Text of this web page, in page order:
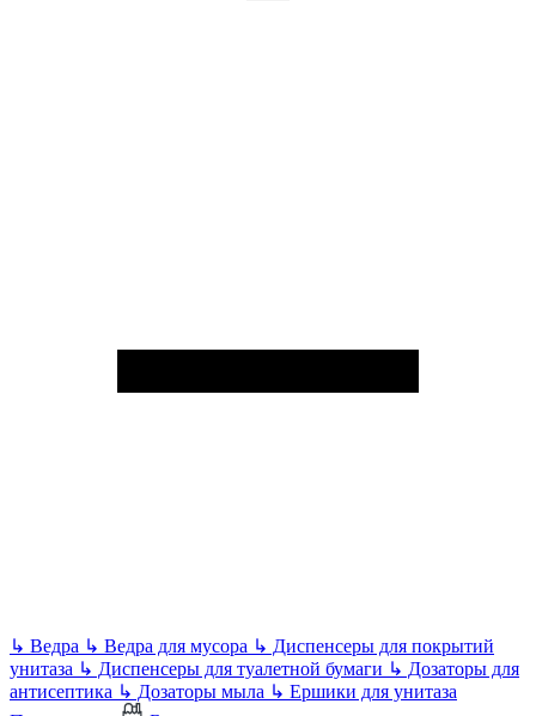
↳ Ведра ↳ Ведра для мусора ↳ Диспенсеры для покрытий
унитаза ↳ Диспенсеры для туалетной бумаги ↳ Дозаторы для
антисептика ↳ Дозаторы мыла ↳ Ершики для унитаза